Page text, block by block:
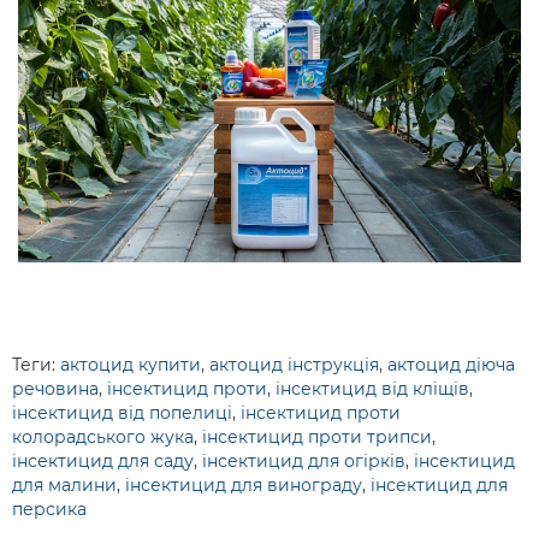
Теги: актоцид купити, актоцид інструкція, актоцид діюча
речовина, інсектицид проти, інсектицид від кліщів,
інсектицид від попелиці, інсектицид проти
колорадського жука, інсектицид проти трипси,
інсектицид для саду, інсектицид для огірків, інсектицид
для малини, інсектицид для винограду, інсектицид для
персика